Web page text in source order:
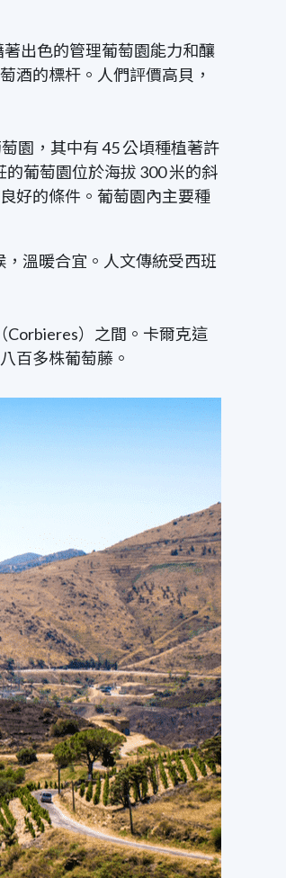
出色的管理葡萄園能力和釀
酒的標杆。人們評價高貝，
園，其中有45公頃種植著許
的葡萄園位於海拔 300米的斜
好的條件。葡萄園內主要種
溫暖合宜。人文傳統受西班
Corbieres）之間。卡爾克這
百多株葡萄藤。